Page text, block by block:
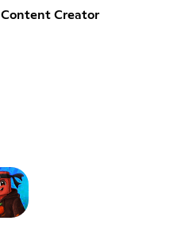
Content Creator